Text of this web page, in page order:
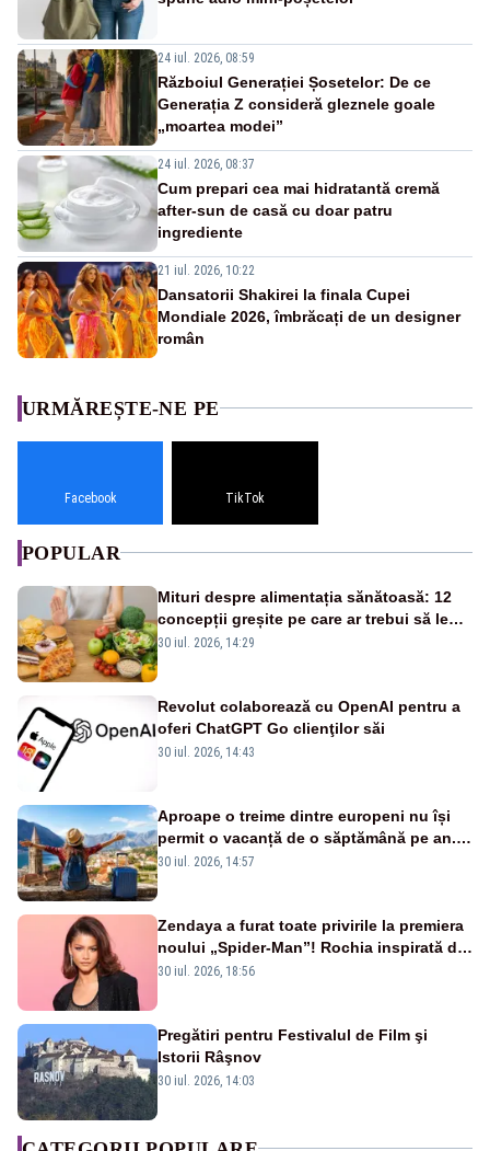
24 iul. 2026, 08:59
Războiul Generației Șosetelor: De ce
Generația Z consideră gleznele goale
„moartea modei”
24 iul. 2026, 08:37
Cum prepari cea mai hidratantă cremă
after-sun de casă cu doar patru
ingrediente
21 iul. 2026, 10:22
Dansatorii Shakirei la finala Cupei
Mondiale 2026, îmbrăcați de un designer
român
URMĂREȘTE-NE PE
Facebook TikTok
POPULAR
Mituri despre alimentația sănătoasă: 12
concepții greșite pe care ar trebui să le
lași deoparte
30 iul. 2026, 14:29
Revolut colaborează cu OpenAI pentru a
oferi ChatGPT Go clienţilor săi
30 iul. 2026, 14:43
Aproape o treime dintre europeni nu își
permit o vacanță de o săptămână pe an.
România, pe primul loc în UE
30 iul. 2026, 14:57
Zendaya a furat toate privirile la premiera
noului „Spider-Man”! Rochia inspirată de
pânza de păianjen a făcut senzație
30 iul. 2026, 18:56
Pregătiri pentru Festivalul de Film şi
Istorii Râşnov
30 iul. 2026, 14:03